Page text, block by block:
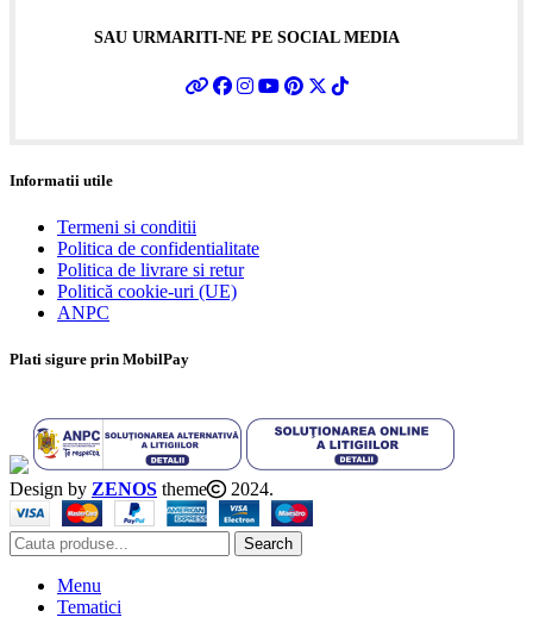
SAU URMARITI-NE PE SOCIAL MEDIA
Informatii utile
Termeni si conditii
Politica de confidentialitate
Politica de livrare si retur
Politică cookie-uri (UE)
ANPC
Plati sigure prin MobilPay
Design by ZENOS theme 2024.
Search
Menu
Tematici